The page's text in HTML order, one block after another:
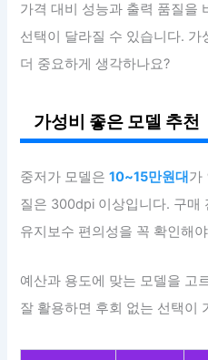
가격 대비 성능과 출력 품질을
선택이 달라질 수 있습니다.
더 중요하게 생각하나요?
가성비 좋은 모델 추천
중저가 모델은10~15만원대가
질은 300dpi 이상입니다. 구매
유지보수 편의성을 꼭 확인해
예산과 용도에 맞는 모델을 고
잘 활용하면 후회 없는 선택이